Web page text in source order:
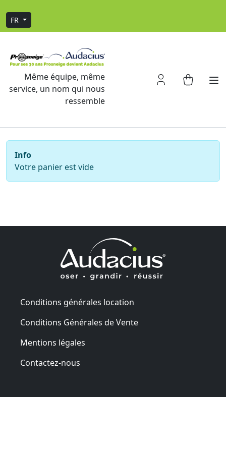
FR
Même équipe, même
service, un nom qui nous
ressemble
Info
Votre panier est vide
Conditions générales location
Conditions Générales de Vente
Mentions légales
Contactez-nous